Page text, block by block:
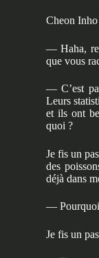
Cheon
— Haha,
que vous
— C’est
Leurs
et ils ont
quoi ?
Je fis un
des
déjà dans
— Pourquoi
Je fis un